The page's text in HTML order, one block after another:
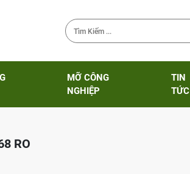
MỠ CÔNG
NGHIỆP
TIN
TỨC
RO